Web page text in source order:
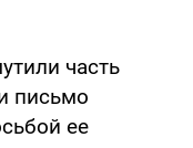
часть
письмо
ее